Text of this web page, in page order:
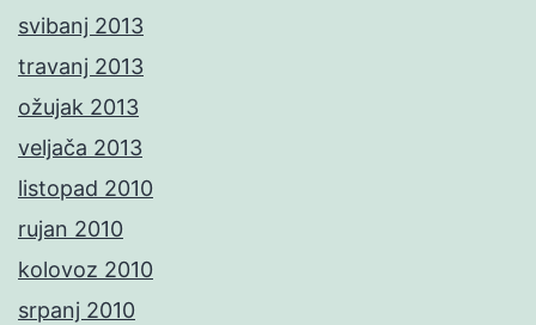
svibanj 2013
travanj 2013
ožujak 2013
veljača 2013
listopad 2010
rujan 2010
kolovoz 2010
srpanj 2010